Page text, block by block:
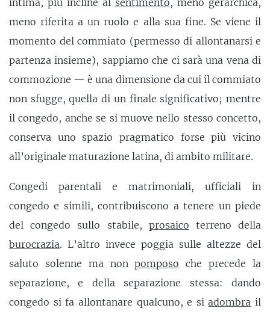
intima, più incline al sentimento, meno gerarchica,
meno riferita a un ruolo e alla sua fine. Se viene il
momento del commiato (permesso di allontanarsi e
partenza insieme), sappiamo che ci sarà una vena di
commozione — è una dimensione da cui il commiato
non sfugge, quella di un finale significativo; mentre
il congedo, anche se si muove nello stesso concetto,
conserva uno spazio pragmatico forse più vicino
all’originale maturazione latina, di ambito militare.
Congedi parentali e matrimoniali, ufficiali in
congedo e simili, contribuiscono a tenere un piede
del congedo sullo stabile, prosaico terreno della
burocrazia. L’altro invece poggia sulle altezze del
saluto solenne ma nonpomposo che precede la
separazione, e della separazione stessa: dando
congedo si fa allontanare qualcuno, e siadombra il